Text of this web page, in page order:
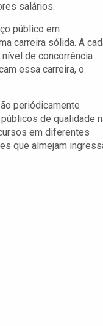
salários.
público em
carreira sólida. A
de concorrência
essa carreira, o
periódicamente
de qualidade
em diferentes
que almejam